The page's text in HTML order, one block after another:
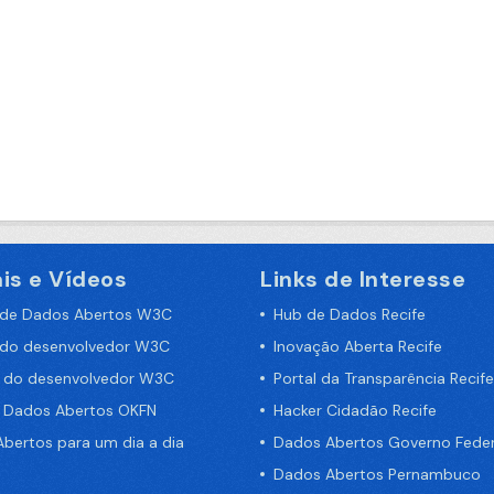
e Vídeos
Dados Abertos W3C
desenvolvedor W3C
desenvolvedor W3C
Abertos OKFN
para um dia a dia
Links de Interesse
Hub de Dados Recife
Inovação Aberta Recife
Portal da Transparência Recife
Hacker Cidadão Recife
Dados Abertos Governo
Dados Abertos Pernambuco